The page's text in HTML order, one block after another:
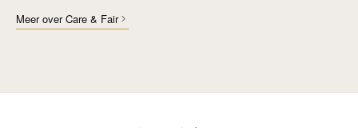
Meer over Care & Fair